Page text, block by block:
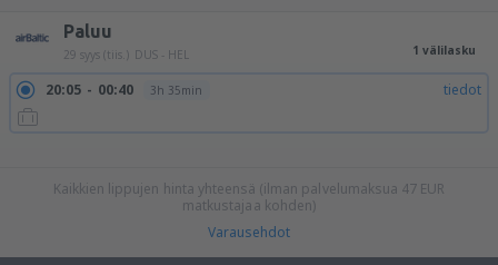
Paluu
29 syys (tiis.) DUS - HEL 1 välilasku
20:05 00:40 3h 35min tiedot
Kaikkien lippujen hinta yhteensä (ilman palvelumaksua 47 EUR
matkustajaa kohden)
Varausehdot